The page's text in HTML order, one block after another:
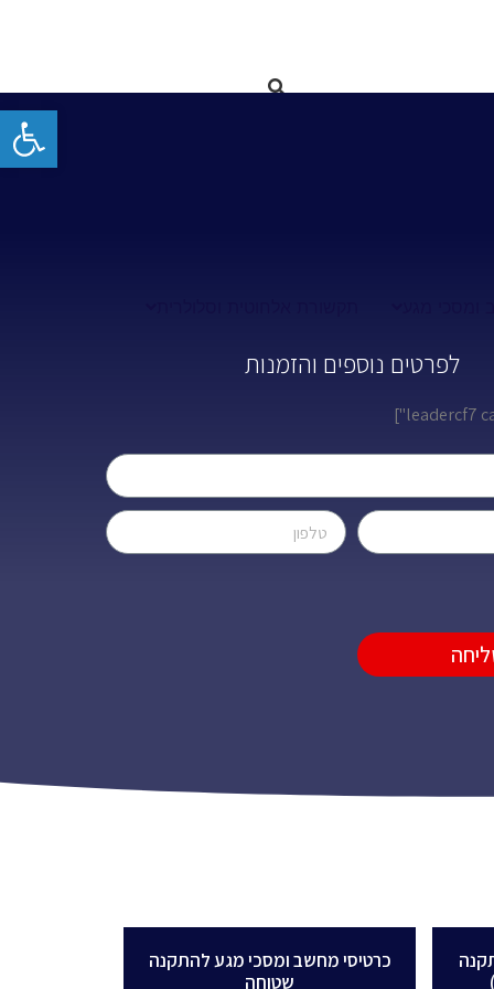
לפרטים נוספים והזמנות
כרטיסי מחשב ומסכי מגע להתקנה
שטוחה